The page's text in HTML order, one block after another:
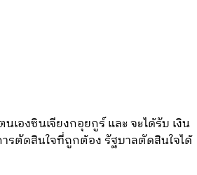
เองซินเจียงกอุยกูร์ และ จะได้รับ เงิน
ารตัดสินใจที่ถูกต้อง รัฐบาลตัดสินใจได้